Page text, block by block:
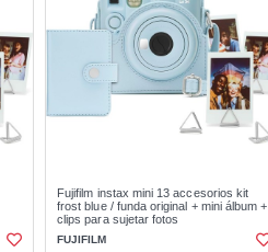
Fujifilm instax mini 13 accesorios kit
frost blue / funda original + mini álbum +
clips para sujetar fotos
FUJIFILM